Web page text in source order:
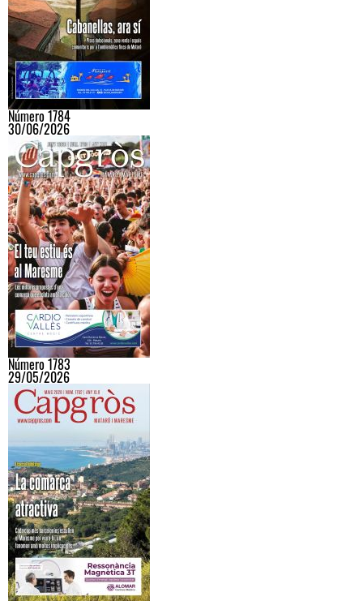
Número 1784
30/06/2026
Número 1783
29/05/2026